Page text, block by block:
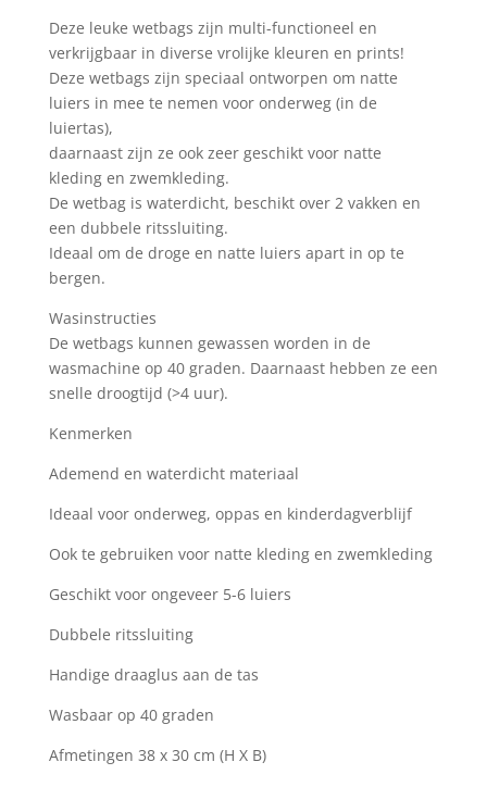
Deze leuke wetbags zijn multi-functioneel en
verkrijgbaar in diverse vrolijke kleuren en prints!
Deze wetbags zijn speciaal ontworpen om natte
luiers in mee te nemen voor onderweg (in de
luiertas),
daarnaast zijn ze ook zeer geschikt voor natte
kleding en zwemkleding.
De wetbag is waterdicht, beschikt over 2 vakken en
een dubbele ritssluiting.
Ideaal om de droge en natte luiers apart in op te
bergen.
Wasinstructies
De wetbags kunnen gewassen worden in de
wasmachine op 40 graden. Daarnaast hebben ze een
snelle droogtijd (>4 uur).
Kenmerken
Ademend en waterdicht materiaal
Ideaal voor onderweg, oppas en kinderdagverblijf
Ook te gebruiken voor natte kleding en zwemkleding
Geschikt voor ongeveer 5-6 luiers
Dubbele ritssluiting
Handige draaglus aan de tas
Wasbaar op 40 graden
Afmetingen 38 x 30 cm (H X B)